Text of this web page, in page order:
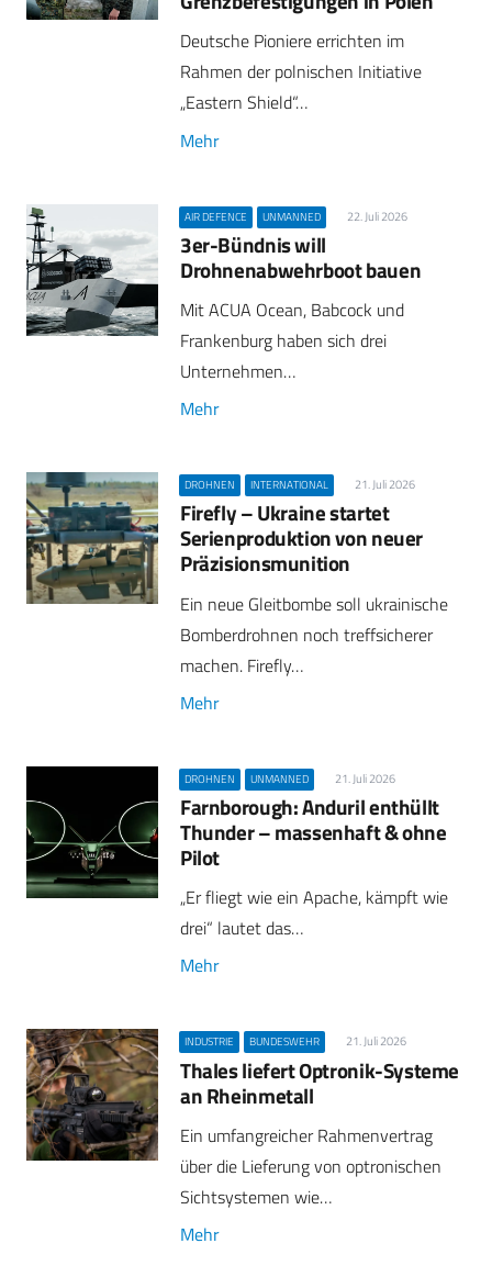
Deutsche Pioniere errichten im
Rahmen der polnischen Initiative
„Eastern Shield“…
Mehr
AIR DEFENCE UNMANNED 22. Juli 2026
3er-Bündnis will
Drohnenabwehrboot bauen
Mit ACUA Ocean, Babcock und
Frankenburg haben sich drei
Unternehmen…
Mehr
DROHNEN INTERNATIONAL 21. Juli 2026
Firefly – Ukraine startet
Serienproduktion von neuer
Präzisionsmunition
Ein neue Gleitbombe soll ukrainische
Bomberdrohnen noch treffsicherer
machen. Firefly…
Mehr
DROHNEN UNMANNED 21. Juli 2026
Farnborough: Anduril enthüllt
Thunder – massenhaft & ohne
Pilot
„Er fliegt wie ein Apache, kämpft wie
drei“ lautet das…
Mehr
INDUSTRIE BUNDESWEHR 21. Juli 2026
Thales liefert Optronik-Systeme
an Rheinmetall
Ein umfangreicher Rahmenvertrag
über die Lieferung von optronischen
Sichtsystemen wie…
Mehr